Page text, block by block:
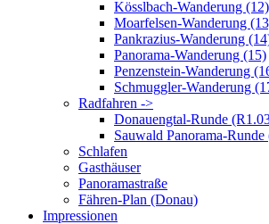
Kösslbach-Wanderung (12)
Moarfelsen-Wanderung
Pankrazius-Wanderung
Panorama-Wanderung (15)
Penzenstein-Wanderung
Schmuggler-Wanderung
Radfahren ->
Donauengtal-Runde
Sauwald Panorama-
Schlafen
Gasthäuser
Panoramastraße
Fähren-Plan (Donau)
Impressionen